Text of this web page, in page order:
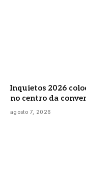
Inquietos 2026
no centro da
agosto 7, 2026